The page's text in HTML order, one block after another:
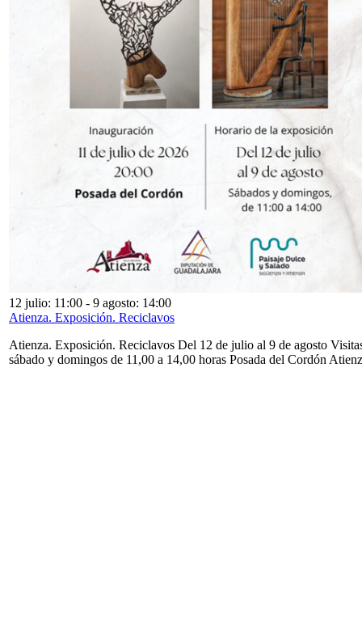
12 julio: 11:00 - 9 agosto: 14:00
Atienza. Exposición. Reciclavos
Atienza. Exposición. Reciclavos Del 12 de julio al 9 de agosto
sábado y domingos de 11,00 a 14,00 horas Posada del Cordón